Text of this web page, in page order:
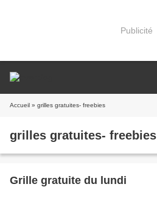
Publicité
Accueil » grilles gratuites- freebies
grilles gratuites- freebies
Grille gratuite du lundi